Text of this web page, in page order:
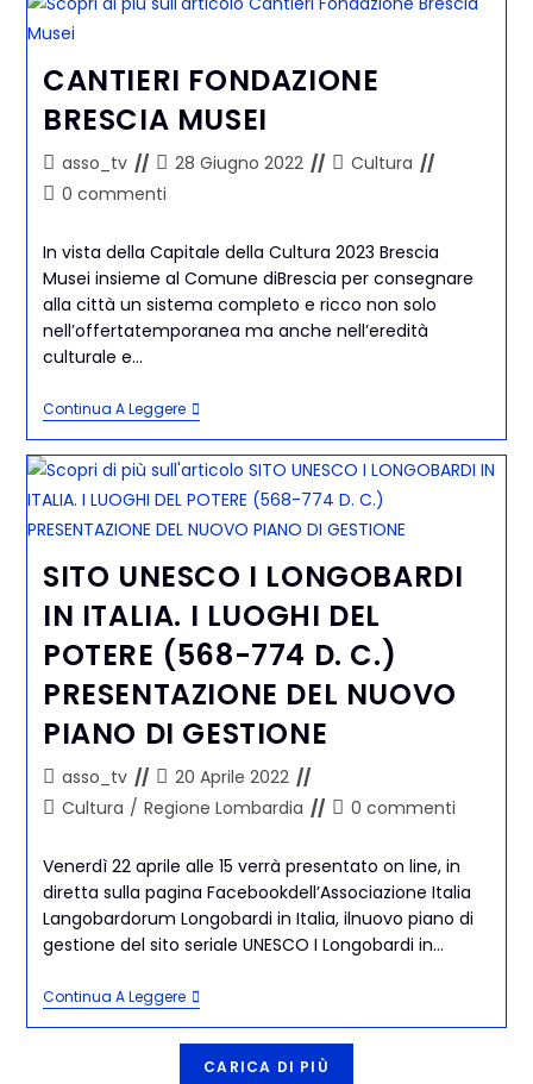
CANTIERI FONDAZIONE
BRESCIA MUSEI
asso_tv 28 Giugno 2022
Cultura
0 commenti
In vista della Capitale della Cultura 2023 Brescia
Musei insieme al Comune diBrescia per consegnare
alla città un sistema completo e ricco non solo
nell’offertatemporanea ma anche nell’eredità
culturale e…
Continua A Leggere
SITO UNESCO I LONGOBARDI
IN ITALIA. I LUOGHI DEL
POTERE (568-774 D. C.)
PRESENTAZIONE DEL NUOVO
PIANO DI GESTIONE
asso_tv
20 Aprile 2022
Cultura / Regione Lombardia 0 commenti
Venerdì 22 aprile alle 15 verrà presentato on line, in
diretta sulla pagina Facebookdell’Associazione Italia
Langobardorum Longobardi in Italia, ilnuovo piano di
gestione del sito seriale UNESCO I Longobardi in…
Continua A Leggere
CARICA DI PIÙ